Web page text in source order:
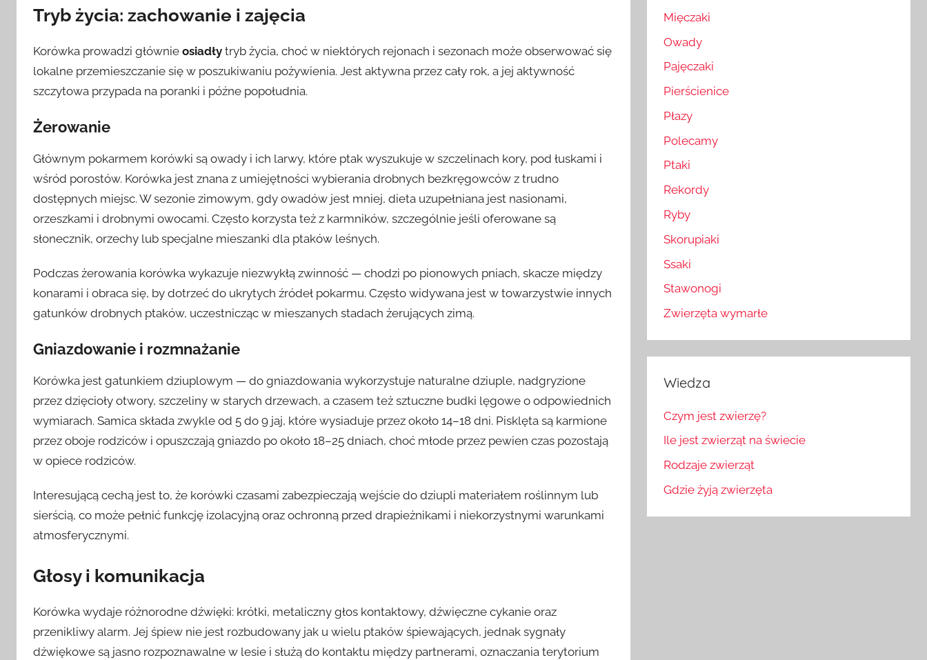
Tryb życia: zachowanie i zajęcia
Korówka prowadzi głównie osiadły tryb życia, choć w niektórych rejonach i sezonach może obserwować się
lokalne przemieszczanie się w poszukiwaniu pożywienia. Jest aktywna przez cały rok, a jej aktywność
szczytowa przypada na poranki i późne popołudnia.
Żerowanie
Głównym pokarmem korówki są owady i ich larwy, które ptak wyszukuje w szczelinach kory, pod łuskami i
wśród porostów. Korówka jest znana z umiejętności wybierania drobnych bezkręgowców z trudno
dostępnych miejsc. W sezonie zimowym, gdy owadów jest mniej, dieta uzupełniana jest nasionami,
orzeszkami i drobnymi owocami. Często korzysta też z karmników, szczególnie jeśli oferowane są
słonecznik, orzechy lub specjalne mieszanki dla ptaków leśnych.
Podczas żerowania korówka wykazuje niezwykłą zwinność — chodzi po pionowych pniach, skacze między
konarami i obraca się, by dotrzeć do ukrytych źródeł pokarmu. Często widywana jest w towarzystwie innych
gatunków drobnych ptaków, uczestnicząc w mieszanych stadach żerujących zimą.
Gniazdowanie i rozmnażanie
Korówka jest gatunkiem dziuplowym — do gniazdowania wykorzystuje naturalne dziuple, nadgryzione
przez dzięcioły otwory, szczeliny w starych drzewach, a czasem też sztuczne budki lęgowe o odpowiednich
wymiarach. Samica składa zwykle od 5 do 9 jaj, które wysiaduje przez około 14–18 dni. Pisklęta są karmione
przez oboje rodziców i opuszczają gniazdo po około 18–25 dniach, choć młode przez pewien czas pozostają
w opiece rodziców.
Interesującą cechą jest to, że korówki czasami zabezpieczają wejście do dziupli materiałem roślinnym lub
sierścią, co może pełnić funkcję izolacyjną oraz ochronną przed drapieżnikami i niekorzystnymi warunkami
atmosferycznymi.
Głosy i komunikacja
Korówka wydaje różnorodne dźwięki: krótki, metaliczny głos kontaktowy, dźwięczne cykanie oraz
przenikliwy alarm. Jej śpiew nie jest rozbudowany jak u wielu ptaków śpiewających, jednak sygnały
dźwiękowe są jasno rozpoznawalne w lesie i służą do kontaktu między partnerami, oznaczania terytorium
Mięczaki
Owady
Pajęczaki
Pierścienice
Płazy
Polecamy
Ptaki
Rekordy
Ryby
Skorupiaki
Ssaki
Stawonogi
Zwierzęta wymarłe
Wiedza
Czym jest zwierzę?
Ile jest zwierząt na świecie
Rodzaje zwierząt
Gdzie żyją zwierzęta